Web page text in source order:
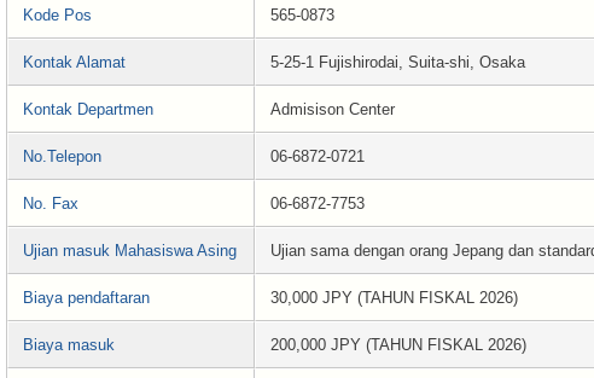
Kode Pos 565-0873
Kontak Alamat 5-25-1 Fujishirodai, Suita-shi, Osaka
Kontak Departmen Admisison Center
No.Telepon 06-6872-0721
No. Fax 06-6872-7753
Ujian masuk Mahasiswa Asing Ujian sama dengan orang Jepang dan
Biaya pendaftaran 30,000 JPY (TAHUN FISKAL 2026)
Biaya masuk 200,000 JPY (TAHUN FISKAL 2026)